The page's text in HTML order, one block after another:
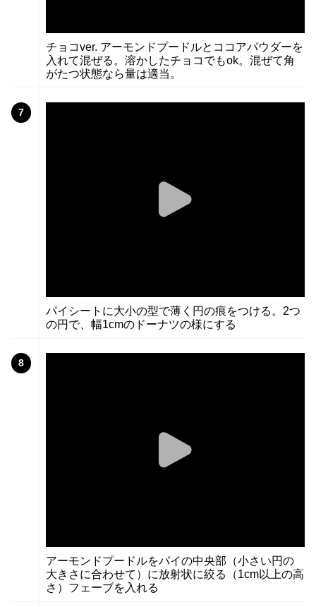
チョコver. アーモンドプードルとココアパウダーを
入れて混ぜる。溶かしたチョコでもok。混ぜて角
がたつ状態なら量は適当。
7
パイシートに大小の型で薄く円の痕をつける。2つ
の円で、幅1cmのドーナツの様にする
8
アーモンドプードルをパイの中央部（小さい円の
大きさに合わせて）に放射状に絞る（1cm以上の高
さ）フェーブを入れる